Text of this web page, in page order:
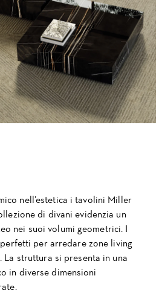
nell’estetica i tavolini Miller
di divani evidenzia un
nei suoi volumi geometrici. I
per arredare zone living
La struttura si presenta in una
in diverse dimensioni